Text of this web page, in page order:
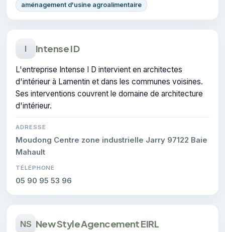
aménagement d'usine agroalimentaire
I Intense I D
L'entreprise Intense I D intervient en architectes
d'intérieur à Lamentin et dans les communes voisines.
Ses interventions couvrent le domaine de architecture
d'intérieur.
ADRESSE
Moudong Centre zone industrielle Jarry 97122 Baie
Mahault
TÉLÉPHONE
05 90 95 53 96
NS New Style Agencement EIRL